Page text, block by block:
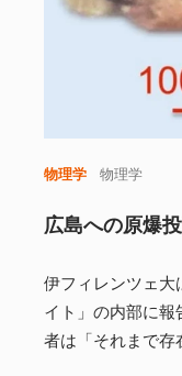
物理学 物理学
広島への原爆
伊フィレンツェ大
イト」の内部に
者は「それまで存